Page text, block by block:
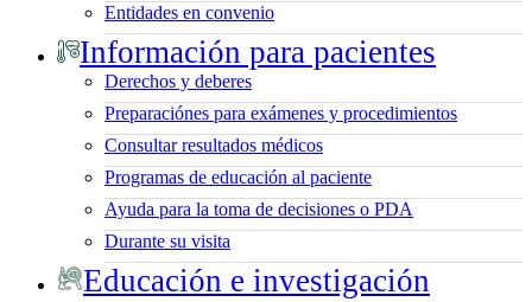
Entidades en convenio
Información para pacientes
Derechos y deberes
Preparaciónes para exámenes y procedimientos
Consultar resultados médicos
Programas de educación al paciente
Ayuda para la toma de decisiones o PDA
Durante su visita
Educación e investigación